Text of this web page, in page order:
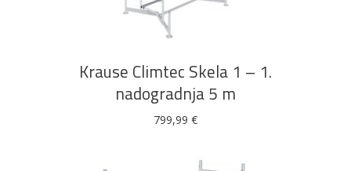
Krause Climtec Skela 1 – 1.
nadogradnja 5 m
799,99 €